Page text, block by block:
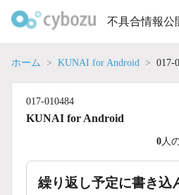
不具合情報公
ホーム KUNAI for Android 017-
017-010484
KUNAI for Android
0 人
繰り返し予定に書き込